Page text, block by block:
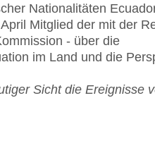
Nationalitäten
Mitglied der mit der
- über die
im Land und die
Sicht die Ereignisse